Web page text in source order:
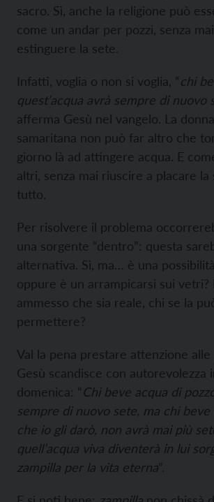
sacro. Sì, anche la religione può
come un andar per pozzi, senza
estinguere la sete.
Infatti, voglia o non si voglia, “chi
quest’acqua avrà sempre di nuovo
afferma Gesù nel vangelo. La donna
samaritana non può far altro che
giorno là ad attingere acqua. E
altri, senza mai riuscire a placare la
tutto.
Per risolvere il problema
una sorgente “dentro”: questa
alternativa. Sì, ma… è una
oppure è un arrampicarsi sui vetri?
ammesso che sia reale, chi se la
permettere?
Val la pena prestare attenzione
Gesù scandisce con autorevolezza
domenica: “ Chi beve acqua di
sempre di nuovo sete, ma chi beve
che io gli darò, non avrà mai più
quell’acqua viva diventerà in lui
zampilla per la vita eterna”.